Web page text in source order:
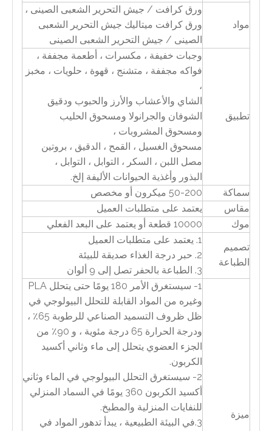
مواد
ورق كرافت / جيش التحرير الشعبى الصينى ،
ورق كرافت ميتاليك جيش التحرير الشعبى
الصينى / جيش التحرير الشعبى الصينى
تطبيق
وجبات خفيفة ، مكسرات ، أطعمة مجففة ،
فواكه مجففة ، متشنج ، قهوة ، حلويات ، مخبز
،
الشاي والأعشاب والأرز والحبوب ودقيق
الشوفان والجرانولا ومسحوق الحليب
ومسحوق المشروبات ،
مسحوق الغسيل ، القمح ، الدقيق ، بروتين
مصل اللبن ، السكر ، التوابل ، التوابل ،
البذور وأغذية الحيوانات الأليفة إلخ.
سماكة
50-200 ميكرون أو مخصص
مقاس
يعتمد على متطلبات العميل
موك
10000 قطعة أو يعتمد على البعد الفعلي
تصميم
الطباعة
1. يعتمد على متطلبات العميل
2. حبر درجة الغذاء صديقة للبيئة
3. الطباعة بالحفر تصل إلى 9 ألوان
ميزة
1- سيستغرق الأمر 180 يومًا حتى يتحلل PLA
وغيره من المواد القابلة للتحلل البيولوجي في
ظل ظروف التسميد الصناعي للرطوبة 65٪ ،
ودرجة الحرارة 65 درجة مئوية ، و 90٪ من
الجزء العضوي يتحلل إلى ماء وثاني أكسيد
الكربون.
2- سيستغرق التحلل البيولوجي في الماء وثاني
أكسيد الكربون 360 يومًا في السماد المنزلي
للنفايات المنزلية والمطبخ.
3.في البيئة الطبيعية ، يبدأ تدهور المواد في